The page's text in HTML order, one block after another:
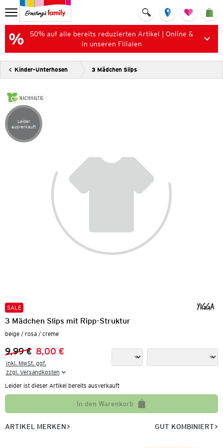
50% auf alle bereits reduzierten Artikel | Online &
in unseren Filialen
Kinder-Unterhosen 3 Mädchen Slips
NACHHALTIG
Artikel leider ausverkauft
Leider
ausverkauft
SALE
3 Mädchen Slips mit Ripp-Struktur
beige / rosa / creme
Vorheriger Preis:
9,99 €
Neuer Preis:
8,00 €
inkl. MwSt. ggf.
zzgl. Versandkosten
Leider ist dieser Artikel bereits ausverkauft
In den Warenkorb
ARTIKEL MERKEN GUT KOMBINIERT